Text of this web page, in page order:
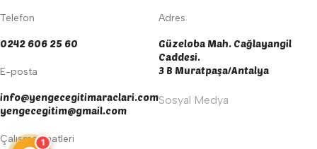
Telefon
0242 606 25 60
E-posta
info@yengecegitimaraclari.com
yengecegitim@gmail.com
Çalışma Saatleri
Adres
Güzeloba Mah. Cağlayangil
Caddesi.
3 B Muratpaşa/Antalya
Sosyal Medya
1